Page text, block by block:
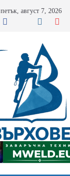
петък, август 7, 2026